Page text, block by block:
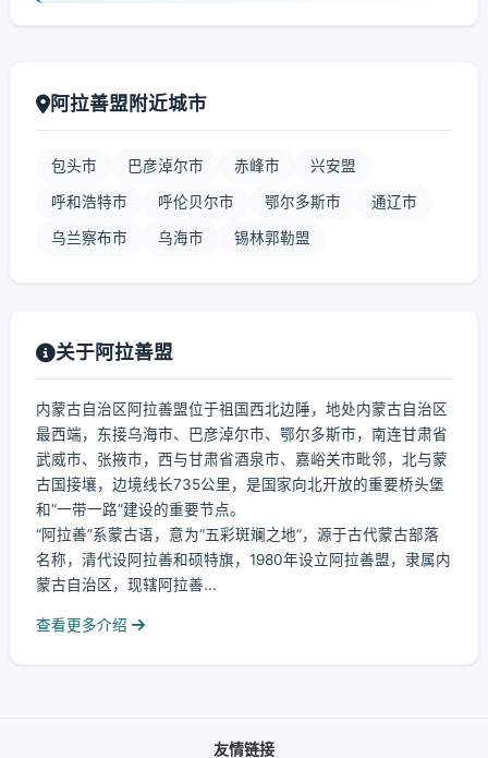
阿拉善盟附近城市
包头市 巴彦淖尔市 赤峰市 兴安盟
呼和浩特市 呼伦贝尔市 鄂尔多斯市 通辽市
乌兰察布市 乌海市 锡林郭勒盟
关于阿拉善盟
内蒙古自治区阿拉善盟位于祖国西北边陲，地处内蒙古自治区
最西端，东接乌海市、巴彦淖尔市、鄂尔多斯市，南连甘肃省
武威市、张掖市，西与甘肃省酒泉市、嘉峪关市毗邻，北与蒙
古国接壤，边境线长735公里，是国家向北开放的重要桥头堡
和“一带一路”建设的重要节点。
“阿拉善”系蒙古语，意为“五彩斑斓之地”，源于古代蒙古部落
名称，清代设阿拉善和硕特旗，1980年设立阿拉善盟，隶属内
蒙古自治区，现辖阿拉善...
查看更多介绍
友情链接